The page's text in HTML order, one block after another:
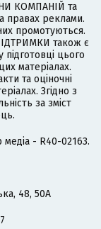
КОМПАНІЙ та
правах реклами.
промотуються.
також є
цього
матеріалах.
та оціночні
Згідно з
за зміст
медіа - R40-02163.
48, 50А